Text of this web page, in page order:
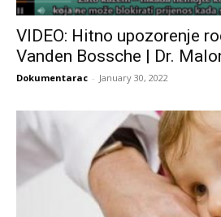
VIDEO: Hitno upozorenje
Vanden Bossche | Dr.
Dokumentarac - January 30, 2022